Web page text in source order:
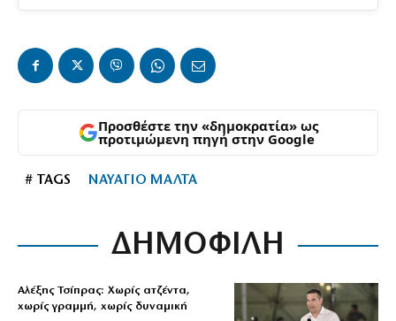
Προσθέστε την «δημοκρατία» ως
προτιμώμενη πηγή στην Google
# TAGS ΝΑΥΑΓΙΟ ΜΑΛΤΑ
ΔΗΜΟΦΙΛΗ
Αλέξης Τσίπρας: Χωρίς ατζέντα,
χωρίς γραμμή, χωρίς δυναμική